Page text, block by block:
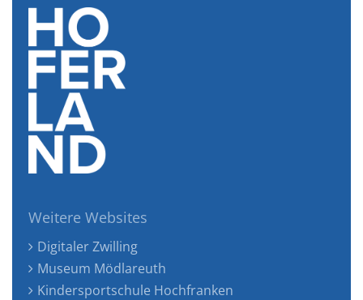
Weitere Websites
Digitaler Zwilling
Museum Mödlareuth
Kindersportschule Hochfranken